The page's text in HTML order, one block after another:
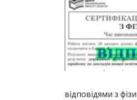
відповідями з